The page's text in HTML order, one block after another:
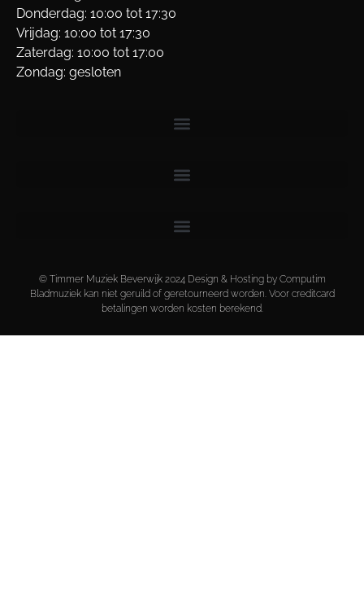
Donderdag: 10:00 tot 17:30
Vrijdag: 10:00 tot 17:30
Zaterdag: 10:00 tot 17:00
Zondag: gesloten
© Timmer Muziek Beverwijk 2024 Design & Hosting by Computim
Bladmuziek kan niet geruild of geretourneerd worden. Voor creditcard
betalingen worden kosten berekend.